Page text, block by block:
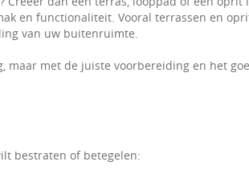
en functionaliteit. Vooral terrassen en
van uw buitenruimte.
maar met de juiste voorbereiding en het
bestraten of betegelen: